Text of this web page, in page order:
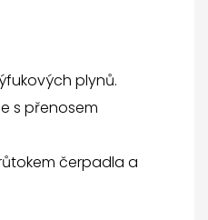
plynů.
s přenosem
čerpadla a